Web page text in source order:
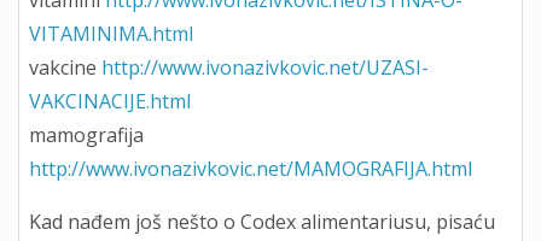
VITAMINIMA.html
vakcine http://www.ivonazivkovic.net/UZASI-
VAKCINACIJE.html
mamografija
http://www.ivonazivkovic.net/MAMOGRAFIJA.html
Kad nađem još nešto o Codex alimentariusu, pisaću